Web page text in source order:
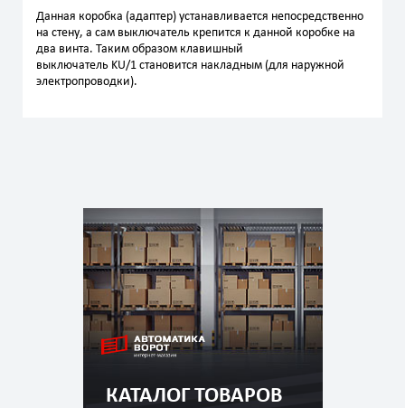
КАТАЛОГ ТОВАРОВ
Данная коробка (адаптер) устанавливается непосредственно
на стену, а сам выключатель крепится к данной коробке на
два винта. Таким образом клавишный
выключатель KU/1 становится накладным (для наружной
электропроводки).